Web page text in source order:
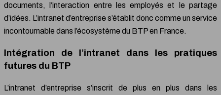
documents, l’interaction entre les employés et le partage
d’idées. L’intranet d’entreprise s’établit donc comme un service
incontournable dans l’écosystème du BTP en France.
Intégration de l’intranet dans les pratiques
futures du BTP
L’intranet d’entreprise s’inscrit de plus en plus dans les